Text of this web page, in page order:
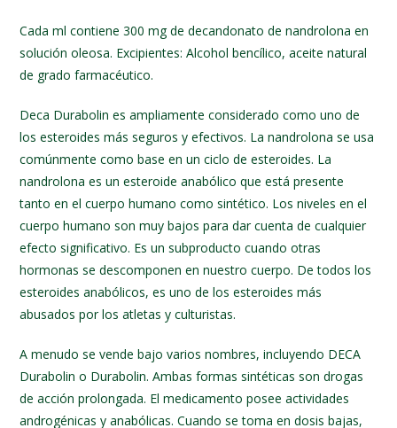
Cada ml contiene 300 mg de decandonato de nandrolona en
solución oleosa. Excipientes: Alcohol bencílico, aceite natural
de grado farmacéutico.
Deca Durabolin es ampliamente considerado como uno de
los esteroides más seguros y efectivos. La nandrolona se usa
comúnmente como base en un ciclo de esteroides. La
nandrolona es un esteroide anabólico que está presente
tanto en el cuerpo humano como sintético. Los niveles en el
cuerpo humano son muy bajos para dar cuenta de cualquier
efecto significativo. Es un subproducto cuando otras
hormonas se descomponen en nuestro cuerpo. De todos los
esteroides anabólicos, es uno de los esteroides más
abusados por los atletas y culturistas.
A menudo se vende bajo varios nombres, incluyendo DECA
Durabolin o Durabolin. Ambas formas sintéticas son drogas
de acción prolongada. El medicamento posee actividades
androgénicas y anabólicas. Cuando se toma en dosis bajas,